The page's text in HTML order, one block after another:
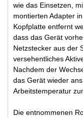
wie das Einsetzen,
montierten Adapter
Kopfplatte entfernt
dass das Gerät
Netzstecker aus der
versehentliches
Nachdem der
das Gerät wieder
Arbeitstemperatur
Die entnommenen